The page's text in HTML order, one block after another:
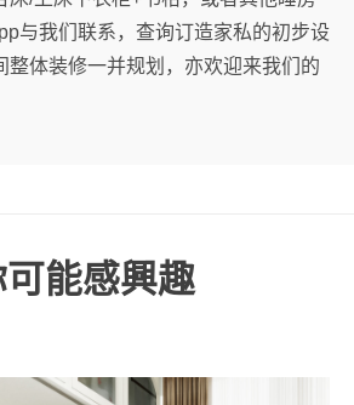
与我们联系，查询订造家私的初步设
整体装修一并规划，亦欢迎来我们的
能感興趣